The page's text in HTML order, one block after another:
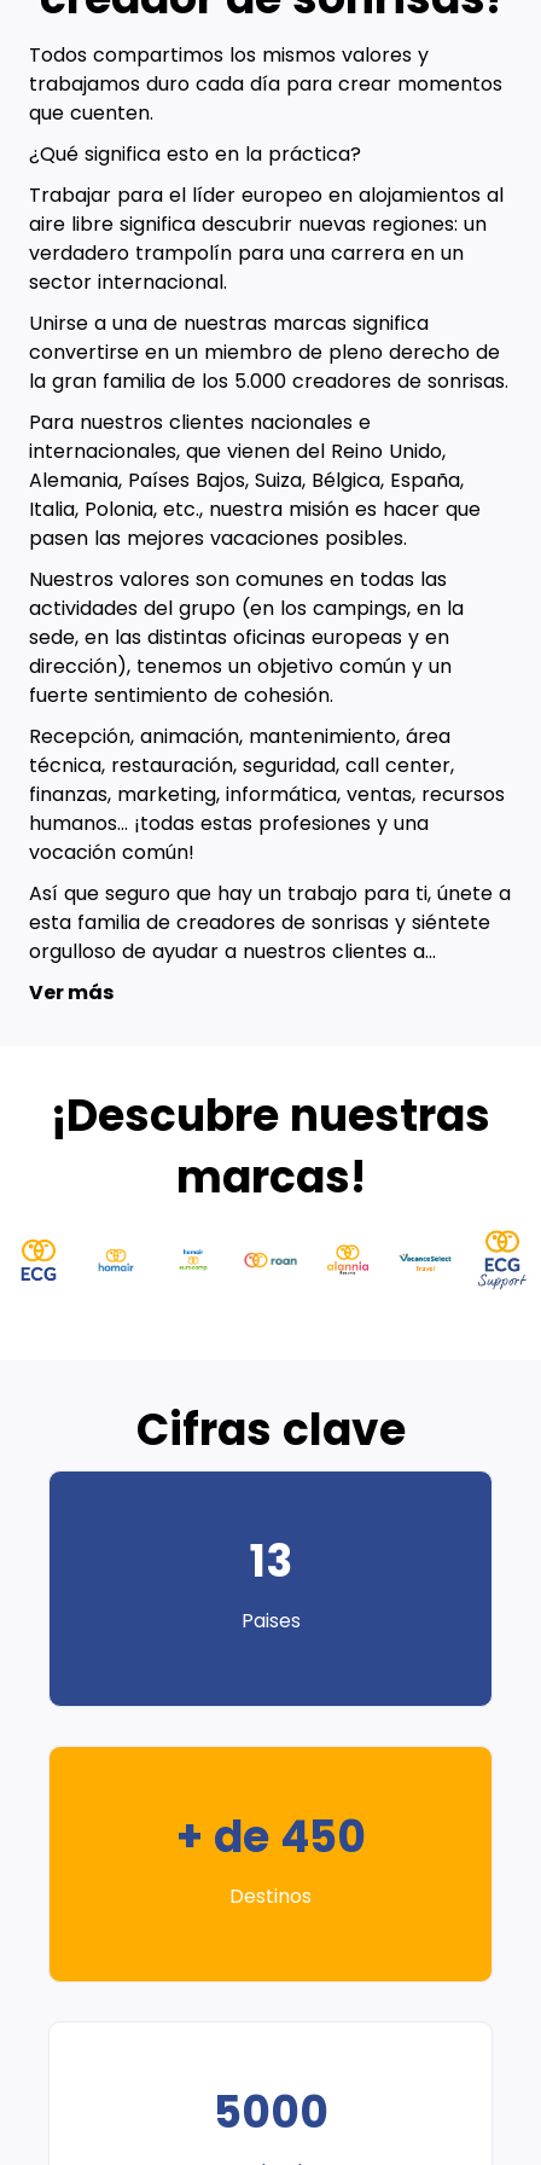
Todos compartimos los mismos valores y
trabajamos duro cada día para crear momentos
que cuenten.
¿Qué significa esto en la práctica?
Trabajar para el líder europeo en alojamientos al
aire libre significa descubrir nuevas regiones: un
verdadero trampolín para una carrera en un
sector internacional.
Unirse a una de nuestras marcas significa
convertirse en un miembro de pleno derecho de
la gran familia de los 5.000 creadores de sonrisas.
Para nuestros clientes nacionales e
internacionales, que vienen del Reino Unido,
Alemania, Países Bajos, Suiza, Bélgica, España,
Italia, Polonia, etc., nuestra misión es hacer que
pasen las mejores vacaciones posibles.
Nuestros valores son comunes en todas las
actividades del grupo (en los campings, en la
sede, en las distintas oficinas europeas y en
dirección), tenemos un objetivo común y un
fuerte sentimiento de cohesión.
Recepción, animación, mantenimiento, área
técnica, restauración, seguridad, call center,
finanzas, marketing, informática, ventas, recursos
humanos... ¡todas estas profesiones y una
vocación común!
Así que seguro que hay un trabajo para ti, únete a
esta familia de creadores de sonrisas y siéntete
orgulloso de ayudar a nuestros clientes a...
Ver más
¡Descubre nuestras
marcas!
Cifras clave
13
Paises
+ de 450
Destinos
5000